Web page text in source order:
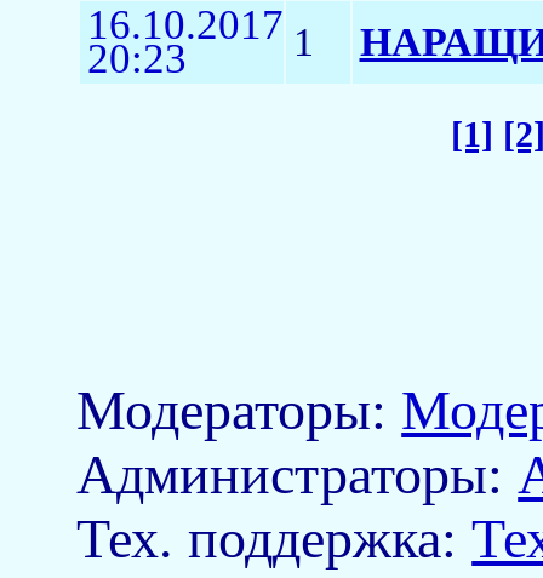
16.10.2017
20:23 1
[1]
Модераторы:
Aдминистраторы:
Тех. поддержка: